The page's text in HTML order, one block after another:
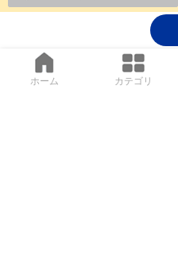
ホーム カテゴリ